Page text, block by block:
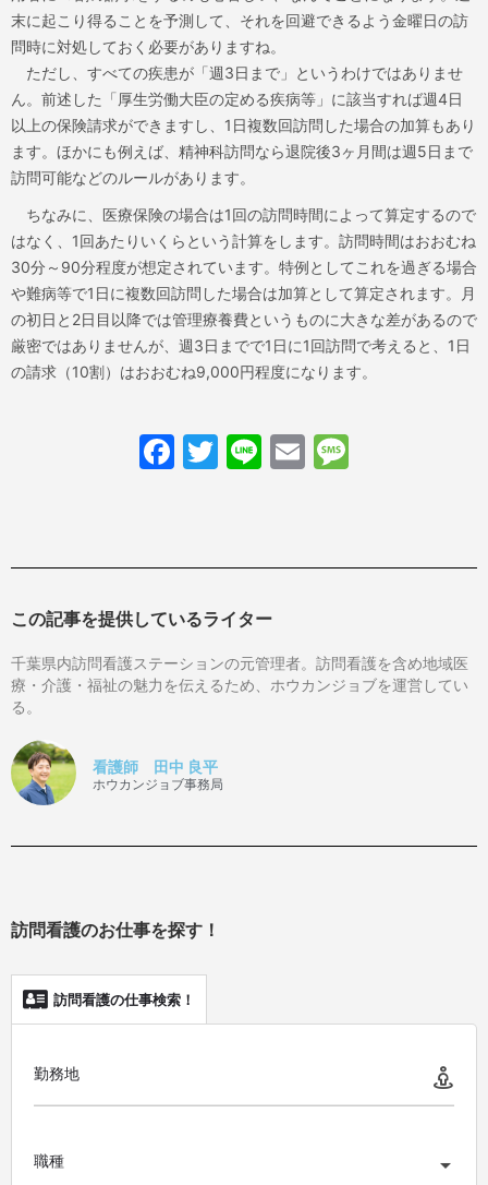
末に起こり得ることを予測して、それを回避できるよう金曜日の訪
問時に対処しておく必要がありますね。
ただし、すべての疾患が「週3日まで」というわけではありませ
ん。前述した「厚生労働大臣の定める疾病等」に該当すれば週4日
以上の保険請求ができますし、1日複数回訪問した場合の加算もあり
ます。ほかにも例えば、精神科訪問なら退院後3ヶ月間は週5日まで
訪問可能などのルールがあります。
ちなみに、医療保険の場合は1回の訪問時間によって算定するので
はなく、1回あたりいくらという計算をします。訪問時間はおおむね
30分～90分程度が想定されています。特例としてこれを過ぎる場合
や難病等で1日に複数回訪問した場合は加算として算定されます。月
の初日と2日目以降では管理療養費というものに大きな差があるので
厳密ではありませんが、週3日までで1日に1回訪問で考えると、1日
の請求（10割）はおおむね9,000円程度になります。
Facebook
Twitter
LineEmail
この記事を提供しているライター
千葉県内訪問看護ステーションの元管理者。訪問看護を含め地域医
療・介護・福祉の魅力を伝えるため、ホウカンジョブを運営してい
る。
看護師 田中 良平
ホウカンジョブ事務局
訪問看護のお仕事を探す！
訪問看護の仕事検索！
勤務地
職種